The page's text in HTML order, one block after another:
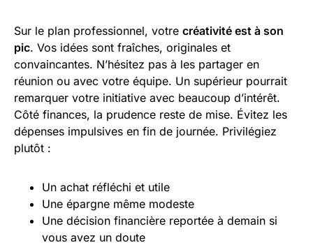
Sur le plan professionnel, votre créativité est à son
pic. Vos idées sont fraîches, originales et
convaincantes. N’hésitez pas à les partager en
réunion ou avec votre équipe. Un supérieur pourrait
remarquer votre initiative avec beaucoup d’intérêt.
Côté finances, la prudence reste de mise. Évitez les
dépenses impulsives en fin de journée. Privilégiez
plutôt :
Un achat réfléchi et utile
Une épargne même modeste
Une décision financière reportée à demain si
vous avez un doute